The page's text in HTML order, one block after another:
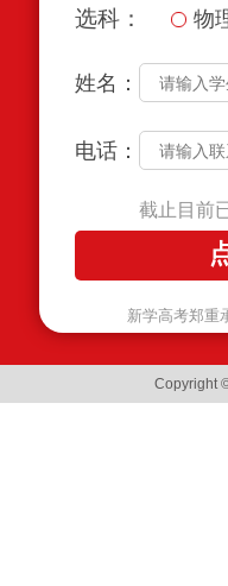
选科： 物
姓名：
电话：
截止目前
新学高考郑重
Copyright